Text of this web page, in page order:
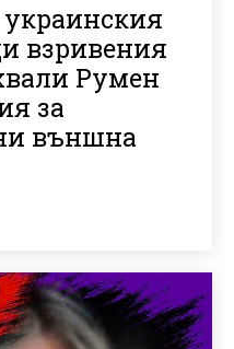
взривения
Румен
за
външна